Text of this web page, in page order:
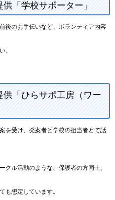
「学校サポーター」
後のお手伝いなど、ボランティア内容
。
「ひらサポ工房（ワー
を受け、発案者と学校の担当者とで話
クル活動のような、保護者の方同士、
も想定しています。